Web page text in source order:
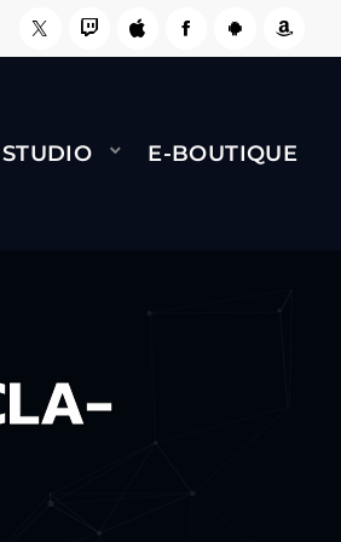
BERNARD MINET - FLY
STUDIO E-BOUTIQUE